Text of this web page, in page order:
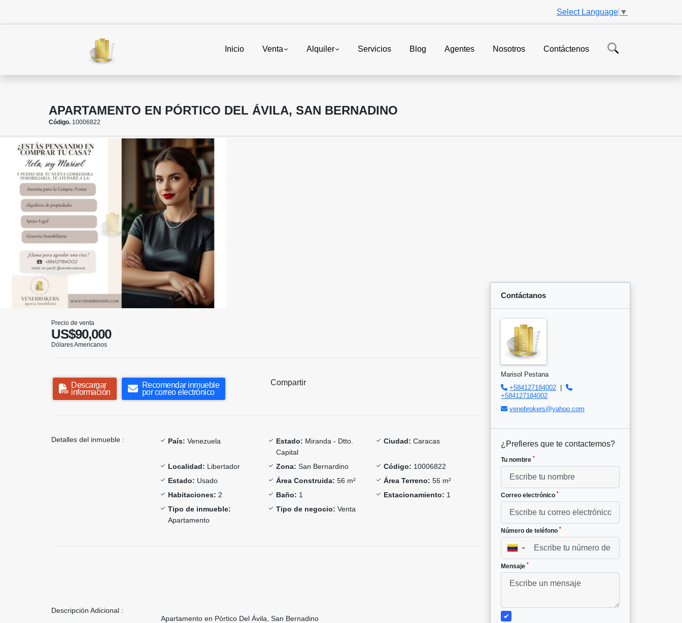
Select Language ▼
Inicio Venta Alquiler Servicios Blog Agentes Nosotros Contáctenos
APARTAMENTO EN PÓRTICO DEL ÁVILA, SAN BERNADINO
Código. 10006822
Precio de venta
US$90,000
Dólares Americanos
Descargar
información
Recomendar inmueble
por correo electrónico
Compartir
Detalles del inmueble : País: Venezuela Estado: Miranda - Dtto.
Capital
Ciudad: Caracas
Localidad: Libertador Zona: San Bernardino Código: 10006822
Estado: Usado Área Construida: 56 m² Área Terreno: 56 m²
Habitaciones: 2 Baño: 1 Estacionamiento: 1
Tipo de inmueble:
Apartamento
Tipo de negocio: Venta
Descripción Adicional :
Apartamento en Pórtico Del Ávila, San Bernadino
Contáctanos
Marisol Pestana
+584127184002 |
+584127184002
venebrokers@yahoo.com
¿Prefieres que te contactemos?
Tu nombre *
Correo electrónico *
Número de teléfono *
▼
Mensaje *